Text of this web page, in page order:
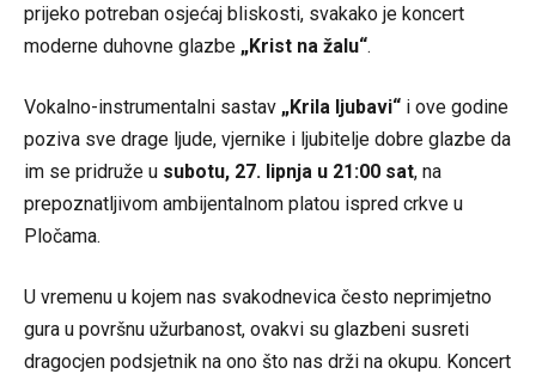
prijeko potreban osjećaj bliskosti, svakako je koncert
moderne duhovne glazbe „Krist na žalu“.
Vokalno-instrumentalni sastav „Krila ljubavi“ i ove godine
poziva sve drage ljude, vjernike i ljubitelje dobre glazbe da
im se pridruže u subotu, 27. lipnja u 21:00 sat, na
prepoznatljivom ambijentalnom platou ispred crkve u
Pločama.
U vremenu u kojem nas svakodnevica često neprimjetno
gura u površnu užurbanost, ovakvi su glazbeni susreti
dragocjen podsjetnik na ono što nas drži na okupu. Koncert